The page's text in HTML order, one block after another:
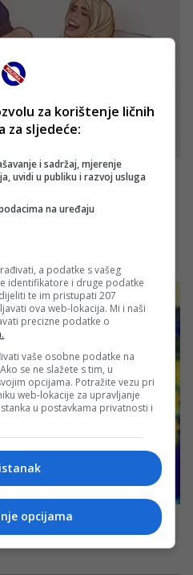
za korištenje ličnih
za sljedeće:
i sadržaj, mjerenje
uvidi u publiku i razvoj usluga
na uređaju
a podatke s vašeg
identifikatore i druge podatke
te im pristupati 207
ova web-lokacija. Mi i naši
precizne podatke o
vaše osobne podatke na
se ne slažete s tim, u
opcijama. Potražite vezu pri
web-lokacije za upravljanje
u postavkama privatnosti i
opcijama